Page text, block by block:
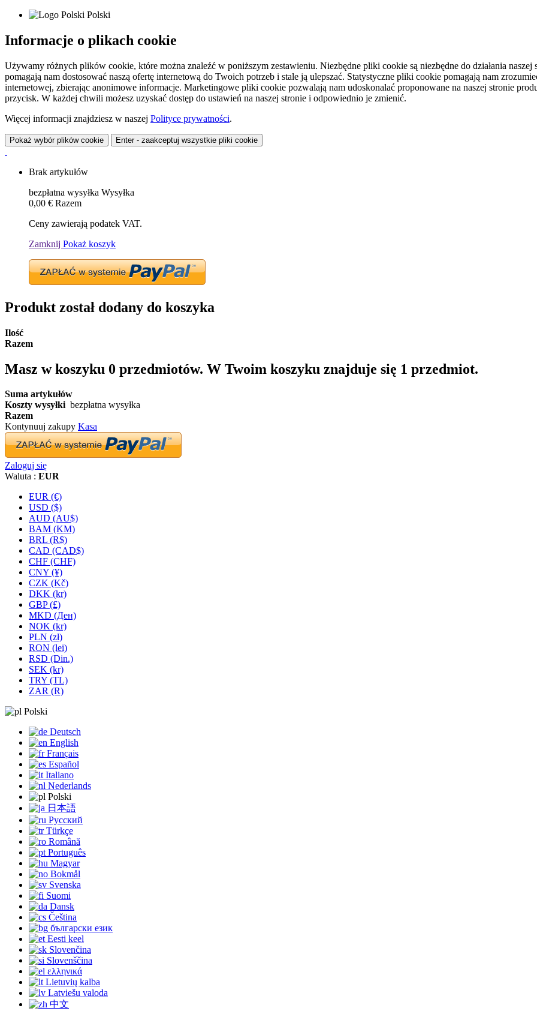
Polski
Informacje o plikach cookie
Używamy różnych plików cookie, które można znaleźć w poniższym zestawieniu. Niezbędne pliki cookie są niezbędne do działania
pomagają nam dostosować naszą ofertę internetową do Twoich potrzeb i stale ją ulepszać. Statystyczne pliki cookie pomagają nam
internetowej, zbierając anonimowe informacje. Marketingowe pliki cookie pozwalają nam udoskonalać proponowane na naszej stronie
przycisk. W każdej chwili możesz uzyskać dostęp do ustawień na naszej stronie i odpowiednio je zmienić.
Więcej informacji znajdziesz w naszej Polityce prywatności.
Pokaż wybór plików cookie Enter - zaakceptuj wszystkie pliki cookie
Brak artykułów
bezpłatna wysyłka Wysyłka
0,00 € Razem
Ceny zawierają podatek VAT.
Zamknij Pokaż koszyk
Produkt został dodany do koszyka
Ilość
Razem
Masz w koszyku 0 przedmiotów. W Twoim koszyku znajduje się 1 przedmiot.
Suma artykułów
Koszty wysyłki bezpłatna wysyłka
Razem
Kontynuuj zakupy Kasa
Zaloguj się
Waluta : EUR
EUR (€)
USD ($)
AUD (AU$)
BAM (KM)
BRL (R$)
CAD (CAD$)
CHF (CHF)
CNY (¥)
CZK (Kč)
DKK (kr)
GBP (£)
MKD (Ден)
NOK (kr)
PLN (zł)
RON (lei)
RSD (Din.)
SEK (kr)
TRY (TL)
ZAR (R)
Polski
Deutsch
English
Français
Español
Italiano
Nederlands
Polski
日本語
Русский
Türkçe
Română
Português
Magyar
Bokmål
Svenska
Suomi
Dansk
Čeština
български език
Eesti keel
Slovenčina
Slovenščina
ελληνικά
Lietuvių kalba
Latviešu valoda
中文